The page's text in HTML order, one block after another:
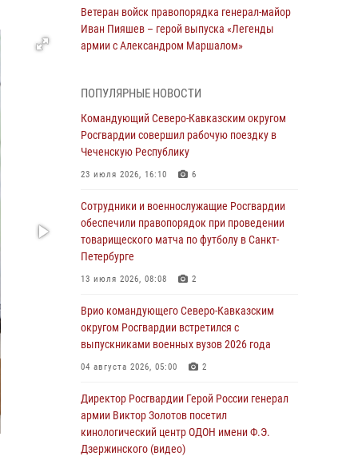
Ветеран войск правопорядка генерал-майор
Иван Пияшев – герой выпуска «Легенды
армии с Александром Маршалом»
Представители ФСБ России по Уральскому
округу Росгвардии и ветераны военной
контрразведки почтили память Николая
Кузнецова
07 августа 2026, 12:00
Росгвардейцы пресекли попытку руферов
подняться на крышу Смольного собора в
Санкт-Петербурге (видео)
07 августа 2026, 11:34
основам взрывобезопасности
07 августа 2026, 11:33
Рэпер ST посетил раненых росгвардейцев в
ведомства
07 августа 2026, 11:18 2
Патриотическая акция «Каникулы с
ПОПУЛЯРНЫЕ НОВОСТИ
Командующий Северо-Кавказским округом
Росгвардии совершил рабочую поездку в
Чеченскую Республику
23 июля 2026, 16:10 6
Сотрудники и военнослужащие Росгвардии
обеспечили правопорядок при проведении
товарищеского матча по футболу в Санкт-
Петербурге
13 июля 2026, 08:08 2
Врио командующего Северо-Кавказским
округом Росгвардии встретился с
выпускниками военных вузов 2026 года
04 августа 2026, 05:00 2
Директор Росгвардии Герой России генерал
армии Виктор Золотов посетил
кинологический центр ОДОН имени Ф.Э.
Дзержинского (видео)